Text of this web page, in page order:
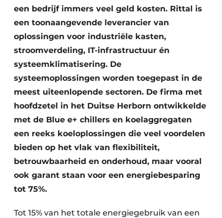
een bedrijf immers veel geld kosten. Rittal is
een toonaangevende leverancier van
oplossingen voor industriële kasten,
stroomverdeling, IT-infrastructuur én
systeemklimatisering. De
systeemoplossingen worden toegepast in de
meest uiteenlopende sectoren. De firma met
hoofdzetel in het Duitse Herborn ontwikkelde
met de Blue e+ chillers en koelaggregaten
een reeks koeloplossingen die veel voordelen
bieden op het vlak van flexibiliteit,
betrouwbaarheid en onderhoud, maar vooral
ook garant staan voor een energiebesparing
tot 75%.
Tot 15% van het totale energiegebruik van een